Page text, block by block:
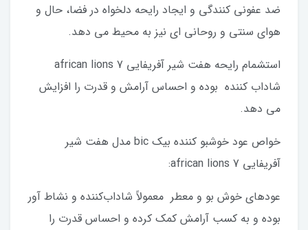
ضد عفونی کنندگی و ایجاد رایحه دلخواه در فضا، حال و
هوای سنتی و روحانی ای نیز به محیط می دهد.
استشمام رایحه هفت شیر آفریفایی 7 african lions
شاداب کننده بوده و احساس آرامش و قدرت را افزایش
می دهد.
خواص عود خوشبو کننده بیک bic مدل هفت شیر
آفریفایی 7 african lions:
عودهای خوش بو و معطر معمولاً شاداب‌کننده و نشاط آور
بوده و به کسب آرامش کمک کرده و احساس قدرت را